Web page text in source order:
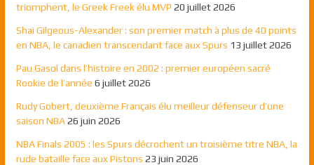
triomphent, le Greek Freek élu MVP 20 juillet 2026
Shai Gilgeous-Alexander : son premier match à plus de 40 points
en NBA, le canadien transcendant face aux Spurs 13 juillet 2026
Pau Gasol dans l’histoire en 2002 : premier européen sacré
Rookie de l’année 6 juillet 2026
Rudy Gobert, deuxième Français élu meilleur défenseur d’une
saison NBA 26 juin 2026
NBA Finals 2005 : les Spurs décrochent un troisième titre NBA, la
rude bataille face aux Pistons 23 juin 2026